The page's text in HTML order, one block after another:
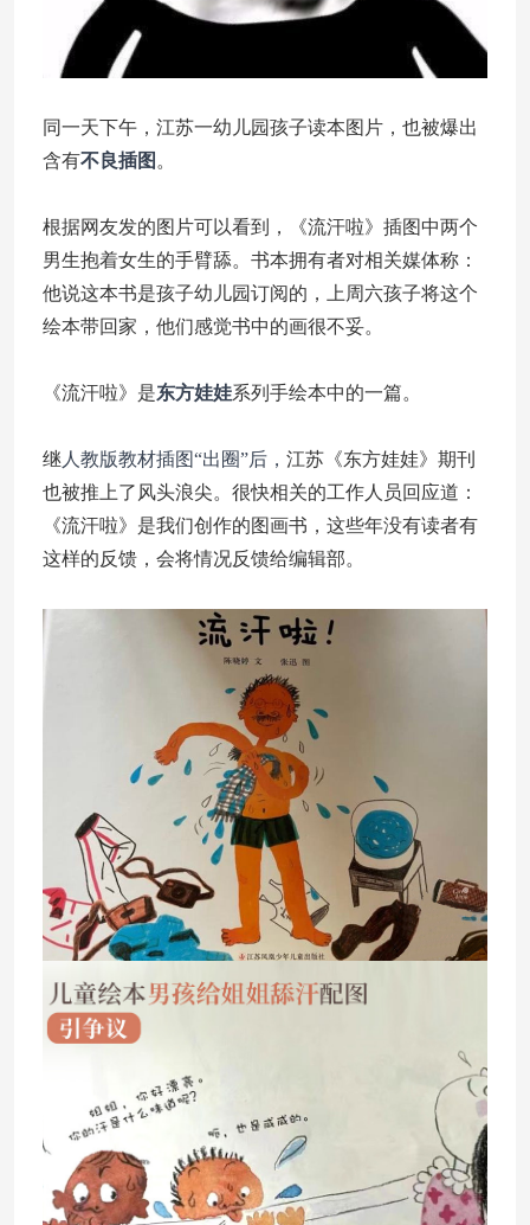
同一天下午，江苏一幼儿园孩子读本图片，也被爆出
含有不良插图 。
根据网友发的图片可以看到，《流汗啦》插图中两个
男生抱着女生的手臂舔。书本拥有者对相关媒体称：
他说这本书是孩子幼儿园订阅的，上周六孩子将这个
绘本带回家，他们感觉书中的画很不妥。
《流汗啦》是东方娃娃系列手绘本中的一篇。
继 人教版教材插图“出圈”后， 江苏《东方娃娃》期刊
也被推上了风头浪尖。很快相关的工作人员回应道：
《流汗啦》是我们创作的图画书，这些年没有读者有
这样的反馈，会将情况反馈给编辑部。